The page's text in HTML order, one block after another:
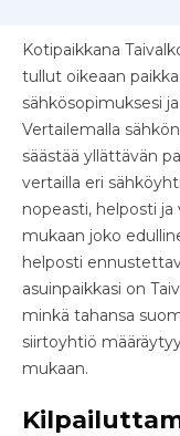
Kotipaikkana
tullut oikeaan
sähkösopimuksesi
Vertailemalla
säästää yllättävän
vertailla eri
nopeasti, helposti
mukaan joko
helposti
asuinpaikkasi on
minkä tahansa
siirtoyhtiö
mukaan.